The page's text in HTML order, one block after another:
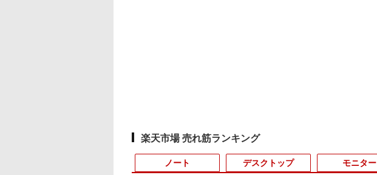
楽天市場 売れ筋ランキング
ノート デスクトップ モニター